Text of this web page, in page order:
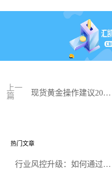
上一
篇
现货黄金操作建议2023
热门文章
行业风控升级：如何通过正